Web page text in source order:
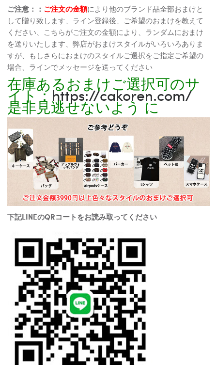
ご注意：： ご注文の金額により他のブランド品全部おまけと
して贈り致します、ライン登録後、ご希望のおまけを教えて
ください、こちらがご注文の金額により、ランダムにおまけ
を送りいたします、弊店がおまけスタイルがいろいろありま
すが、もしさらにおまけのスタイルご選択をご指定ご希望の
場合、ラインでメッセージを送ってください
在庫あるおまけご選択可のサ
イト：https://cakoren.com/
是非見逃せないよう に
下記LINEのQRコートをお読み取ってください